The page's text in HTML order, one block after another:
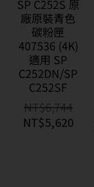
SP C252S 原
廠原裝青色
碳粉匣
407536 (4K)
適用 SP
C252DN/SP
C252SF
NT$6,744
NT$5,620